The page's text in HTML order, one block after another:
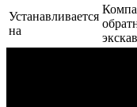
Устанавливается
на